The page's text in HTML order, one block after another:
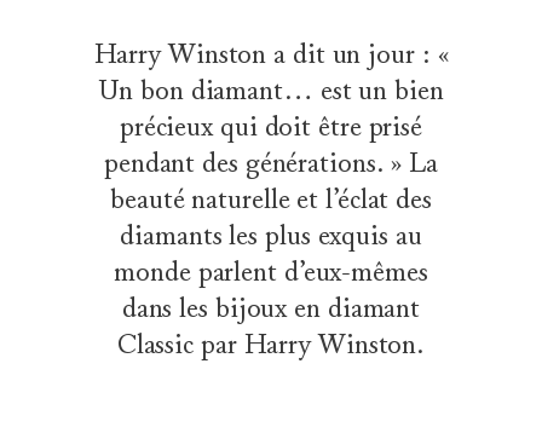
Harry Winston a dit un jour : «
Un bon diamant… est un bien
précieux qui doit être prisé
pendant des générations. » La
beauté naturelle et l’éclat des
diamants les plus exquis au
monde parlent d’eux-mêmes
dans les bijoux en diamant
Classic par Harry Winston.